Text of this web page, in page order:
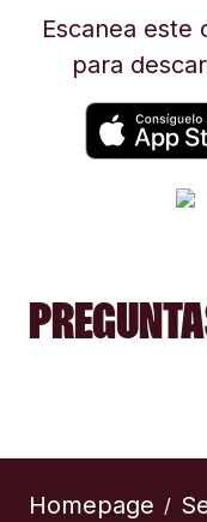
Escanea este
para
Homepage /